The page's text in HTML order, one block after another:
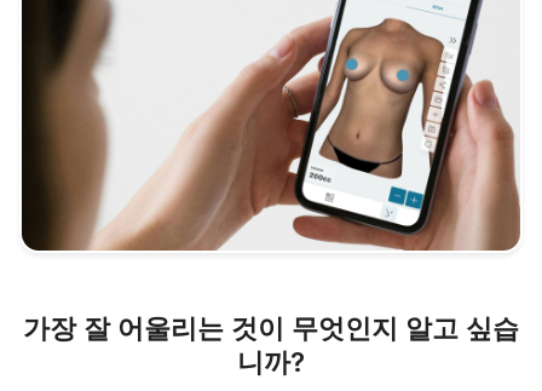
가장 잘 어울리는 것이 무엇인지 알고 싶습
니까?